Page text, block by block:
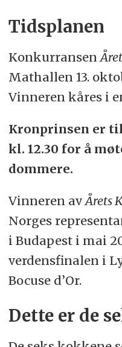
Tidsplanen
Konkurransen
Mathallen 13.
Vinneren kåres i
Kronprinsen er
kl. 12.30 for å
dommere.
Vinneren avÅrets
Norges
i Budapest i mai
verdensfinalen i
Bocuse d’Or.
Dette er de